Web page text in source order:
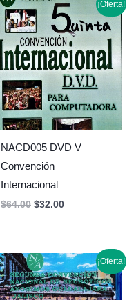
¡Oferta!
NACD005 DVD V
Convención
Internacional
$64.00
price
was:
$64.00.
$32.00
price
is:
$32.00.
¡Oferta!
Original
price
was:
$100.00.
Current
price
is:
$50.00.